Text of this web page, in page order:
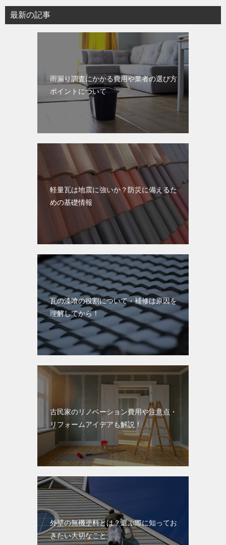
ョ
ン
最新の記事
雨漏り調査にかかる費用や業者の選び方
ポイントについて
軽量瓦は地震に強いか？防災に備えるた
めの基礎情報
瓦の漆喰の役割について・補修は原因を
理解してから！
古民家のリノベーション費用や注意点・
リフォームアイデアも解説！
外壁の無機塗料とは？選ぶ際に知ってお
きたい大切なこと